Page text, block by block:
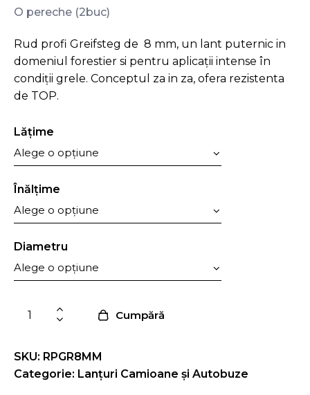
O pereche (2buc)
Rud profi Greifsteg de 8 mm, un lant puternic in
domeniul forestier si pentru aplicații intense în
condiții grele. Conceptul za in za, ofera rezistenta
de TOP.
Lăţime
Înălţime
Diametru
Cumpără
SKU: RPGR8MM
Categorie: Lanțuri Camioane și Autobuze